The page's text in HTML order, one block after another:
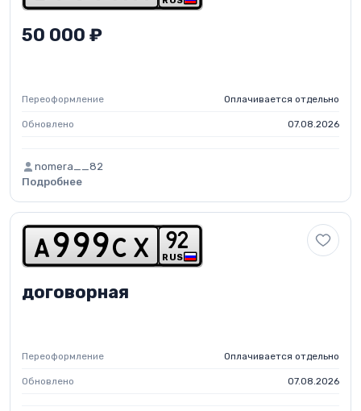
50 000 ₽
Переоформление Оплачивается отдельно
Обновлено 07.08.2026
nomera__82
Подробнее
a 9 9 9 c x RUS
92
договорная
Переоформление Оплачивается отдельно
Обновлено 07.08.2026